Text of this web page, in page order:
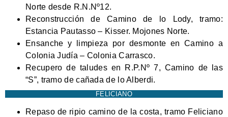
Norte desde R.N.Nº12.
Reconstrucción de Camino de lo Lody, tramo:
Estancia Pautasso – Kisser. Mojones Norte.
Ensanche y limpieza por desmonte en Camino a
Colonia Judía – Colonia Carrasco.
Recupero de taludes en R.P.Nº 7, Camino de las
“S”, tramo de cañada de lo Alberdi.
FELICIANO
Repaso de ripio camino de la costa, tramo Feliciano